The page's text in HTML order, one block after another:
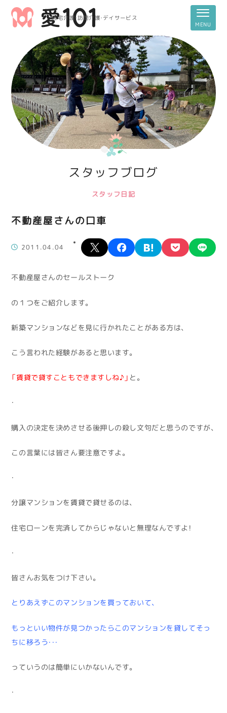
居宅介護・訪問介護・デイサービス
スタッフブログ
スタッフ日記
不動産屋さんの口車
2011.04.04
X facebookhatena pocket
不動産屋さんのセールストーク
の１つをご紹介します。
新築マンションなどを見に行かれたことがある方は、
こう言われた経験があると思います。
「賃貸で貸すこともできますしね♪」 と。
・
購入の決定を決めさせる後押しの殺し文句だと思うのですが、
この言葉には皆さん要注意ですよ。
・
分譲マンションを賃貸で貸せるのは、
住宅ローンを完済してからじゃないと無理なんですよ！
・
皆さんお気をつけ下さい。
とりあえずこのマンションを買っておいて、
もっといい物件が見つかったらこのマンションを貸してそっ
ちに移ろう・・・
っていうのは簡単にいかないんです。
・